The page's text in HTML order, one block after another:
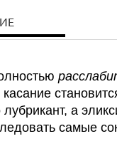
касание
а
самые